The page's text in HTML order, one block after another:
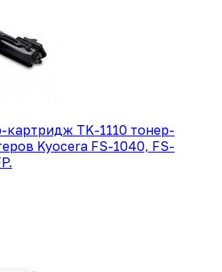
TK-1110 тонер-
Kyocera FS-1040, FS-